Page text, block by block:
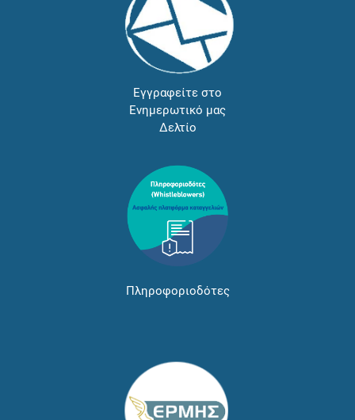
Εγγραφείτε στο
Ενημερωτικό μας
Δελτίο
Πληροφοριοδότες